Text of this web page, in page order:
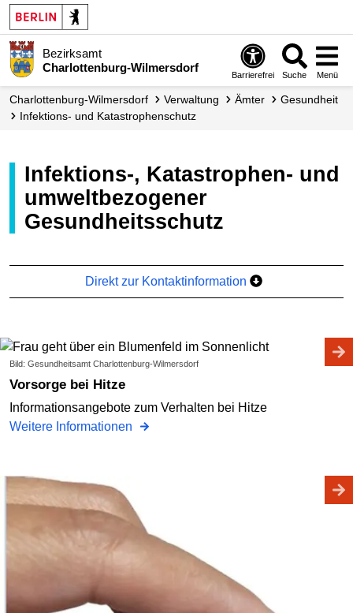
Bezirksamt
Charlottenburg-Wilmersdorf
Barrierefrei Suche Menü
Charlottenburg-Wilmersdorf Verwaltung Ämter
Gesundheit
Infektions- und Katastrophen­schutz
Infektions-, Katastrophen- und
umweltbezogener
Gesundheitsschutz
Direkt zur Kontaktinformation
Bild: Gesundheitsamt Charlottenburg-Wilmersdorf
Vorsorge bei Hitze
Informationsangebote zum Verhalten bei Hitze
Weitere Informationen